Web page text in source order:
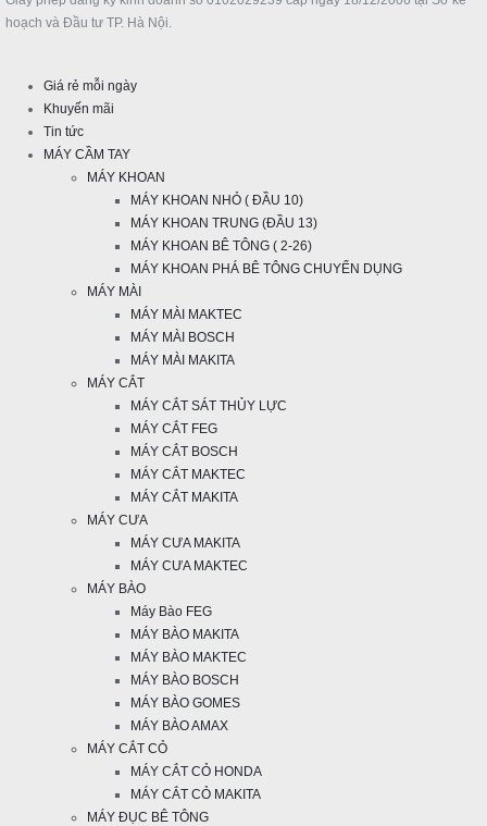
hoạch và Đầu tư TP. Hà Nội.
Giá rẻ mỗi ngày
Khuyến mãi
Tin tức
MÁY CẦM TAY
MÁY KHOAN
MÁY KHOAN NHỎ ( ĐẦU 10)
MÁY KHOAN TRUNG (ĐẦU 13)
MÁY KHOAN BÊ TÔNG ( 2-26)
MÁY KHOAN PHÁ BÊ TÔNG CHUYỂN DỤNG
MÁY MÀI
MÁY MÀI MAKTEC
MÁY MÀI BOSCH
MÁY MÀI MAKITA
MÁY CẮT
MÁY CẮT SÁT THỦY LỰC
MÁY CẮT FEG
MÁY CẮT BOSCH
MÁY CẮT MAKTEC
MÁY CẮT MAKITA
MÁY CƯA
MÁY CƯA MAKITA
MÁY CƯA MAKTEC
MÁY BÀO
Máy Bào FEG
MÁY BÀO MAKITA
MÁY BÀO MAKTEC
MÁY BÀO BOSCH
MÁY BÀO GOMES
MÁY BÀO AMAX
MÁY CẮT CỎ
MÁY CẮT CỎ HONDA
MÁY CẮT CỎ MAKITA
MÁY ĐỤC BÊ TÔNG